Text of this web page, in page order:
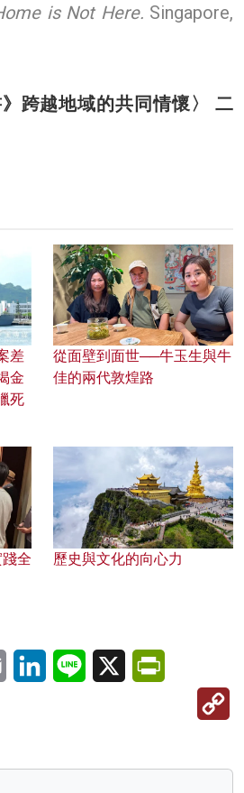
is Not Here. Singapore,
》跨越地域的共同情懷〉 二
差
金
死
從面壁到面世──牛玉生與牛
佳的兩代敦煌路
全
歷史與文化的向心力
Email LinkedInLine X